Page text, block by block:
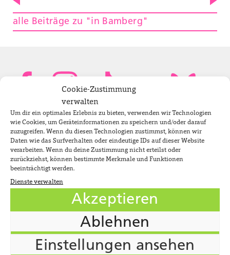
Cookie-Zustimmung
verwalten
Um dir ein optimales Erlebnis zu bieten, verwenden wir Technologien
wie Cookies, um Geräteinformationen zu speichern und/oder darauf
zuzugreifen. Wenn du diesen Technologien zustimmst, können wir
Daten wie das Surfverhalten oder eindeutige IDs auf dieser Website
verarbeiten. Wenn du deine Zustimmung nicht erteilst oder
zurückziehst, können bestimmte Merkmale und Funktionen
beeinträchtigt werden.
Dienste verwalten
Akzeptieren
Ablehnen
Einstellungen ansehen
alle Beiträge zu "in Bamberg"
Bundestagsabgeordnete
Newsletter
Impressum
Datenschutzerklärung
Cookie-Richtlinie (EU)